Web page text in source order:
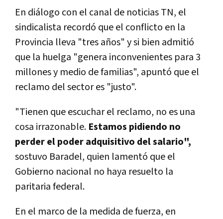
En diálogo con el canal de noticias TN, el
sindicalista recordó que el conflicto en la
Provincia lleva "tres años" y si bien admitió
que la huelga "genera inconvenientes para 3
millones y medio de familias", apuntó que el
reclamo del sector es "justo".
"Tienen que escuchar el reclamo, no es una
cosa irrazonable. Estamos pidiendo no
perder el poder adquisitivo del salario",
sostuvo Baradel, quien lamentó que el
Gobierno nacional no haya resuelto la
paritaria federal.
En el marco de la medida de fuerza, en